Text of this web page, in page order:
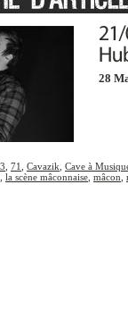
28
71 Cavazik Cave à
la scène mâconnaise mâcon